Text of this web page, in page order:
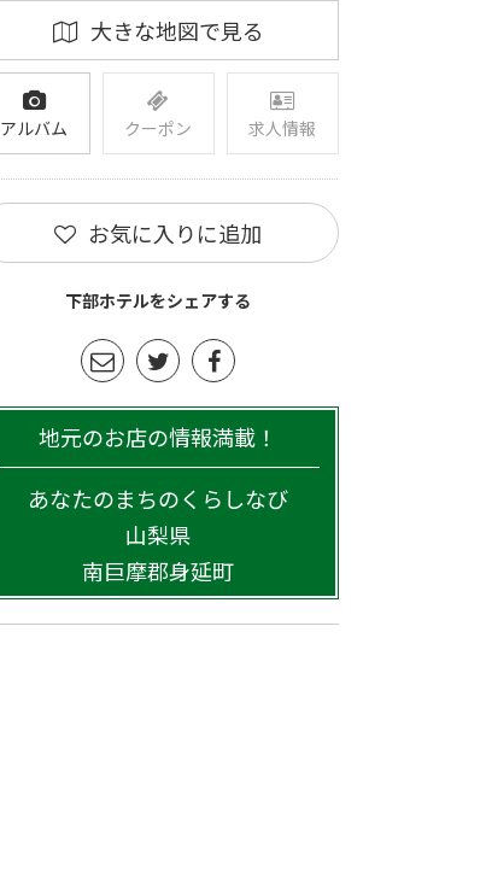
大きな地図で見る
アルバム クーポン 求人情報
お気に入りに追加
下部ホテルをシェアする
地元のお店の情報満載！
あなたのまちのくらしなび
山梨県
南巨摩郡身延町